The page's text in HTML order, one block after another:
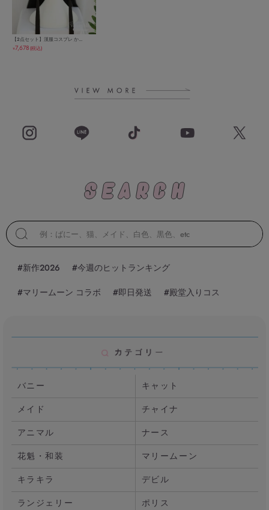
【2点セット】漢服コスプレ か...
￥7,678(税込)
#新作2026 #今週のヒットランキング
#マリームーン コラボ #即日発送 #殿堂入りコス
バニー
キャット
メイド
チャイナ
アニマル
ナース
花魁・和装
マリームーン
キラキラ
デビル
ランジェリー
ポリス